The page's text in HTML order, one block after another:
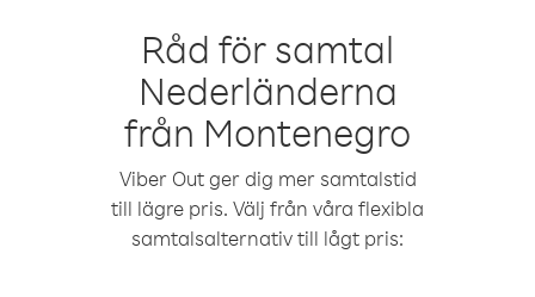
Råd för samtal
Nederländerna
från Montenegro
Viber Out ger dig mer samtalstid
till lägre pris. Välj från våra flexibla
samtalsalternativ till lågt pris: